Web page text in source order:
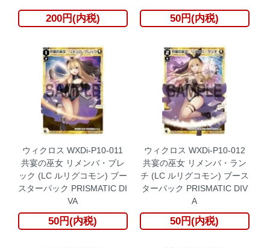
200円(内税) 50円(内税)
ウィクロス WXDi-P10-011
共宴の巫女 リメンバ・ブレ
ック (LC ルリグコモン) ブー
スターパック PRISMATIC DI
VA
50円(内税)
ウィクロス WXDi-P10-012
共宴の巫女 リメンバ・ラン
チ (LC ルリグコモン) ブース
ターパック PRISMATIC DIV
A
50円(内税)